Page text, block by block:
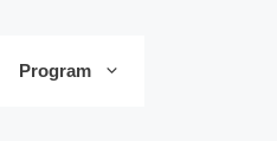
Program